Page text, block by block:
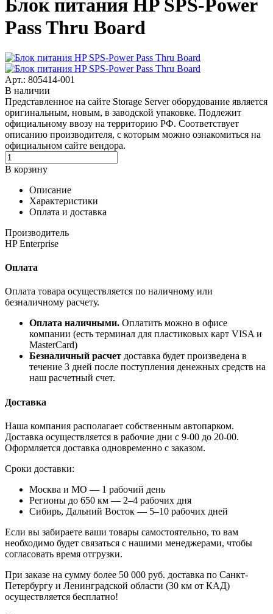
Блок питания HP SPS-Power
Pass Thru Board
Арт.: 805414-001
В наличии
Представленное на сайте Storage Server оборудование является
оригинальным, новым, в заводской упаковке. Подлежит
официальному ввозу на территорию РФ. Соответствует
описанию производителя, с которым можно ознакомиться на
официальном сайте вендора.
В корзину
Описание
Характеристики
Оплата и доставка
Производитель
HP Enterprise
Оплата
Оплата товара осуществляется по наличному или
безналичному расчету.
Оплата наличными. Оплатить можно в офисе
компании (есть терминал для пластиковых карт VISA и
MasterCard)
Безналичный расчет доставка будет произведена в
течение 3 дней после поступления денежных средств на
наш расчетный счет.
Доставка
Наша компания располагает собственным автопарком.
Доставка осуществляется в рабочие дни с 9-00 до 20-00.
Оформляется доставка одновременно с заказом.
Сроки доставки:
Москва и МО — 1 рабочий день
Регионы до 650 км — 2–4 рабочих дня
Сибирь, Дальний Восток — 5–10 рабочих дней
Если вы забираете ваши товары самостоятельно, то вам
необходимо будет связаться с нашими менеджерами, чтобы
согласовать время отгрузки.
При заказе на сумму более 50 000 руб. доставка по Санкт-
Петербургу и Ленинградской области (30 км от КАД)
осуществляется бесплатно!